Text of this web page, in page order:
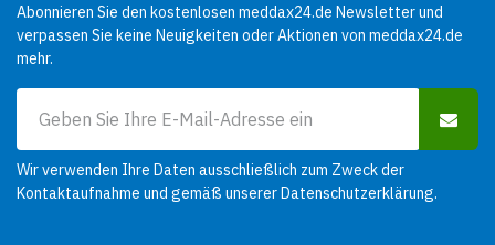
Abonnieren Sie den kostenlosen meddax24.de Newsletter und
verpassen Sie keine Neuigkeiten oder Aktionen von meddax24.de
mehr.
Wir verwenden Ihre Daten ausschließlich zum Zweck der
Kontaktaufnahme und gemäß unsererDatenschutzerklärung.